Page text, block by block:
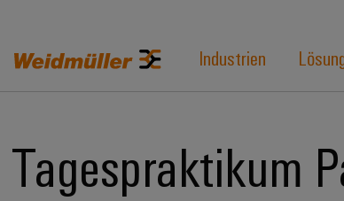
Industrien
Tagespraktikum